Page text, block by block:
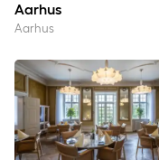
Aarhus
Aarhus
Bygholm Park